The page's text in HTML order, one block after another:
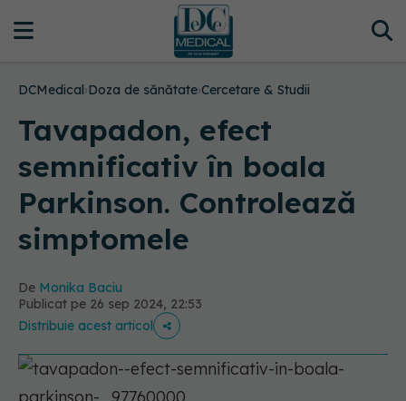
DCMedical›Doza de sănătate›Cercetare & Studii
Tavapadon, efect
semnificativ în boala
Parkinson. Controlează
simptomele
De Monika Baciu
Publicat pe 26 sep 2024, 22:53
Distribuie acest articol